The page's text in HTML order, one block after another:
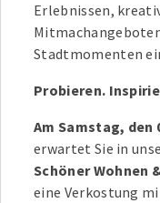
Erlebnissen,
Stadtmomenten
Probieren.
Am Samstag, den
erwartet Sie in
Schöner Wohnen
eine Verkostung